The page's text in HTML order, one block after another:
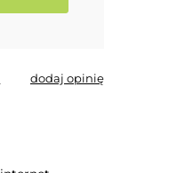
dodaj opinię